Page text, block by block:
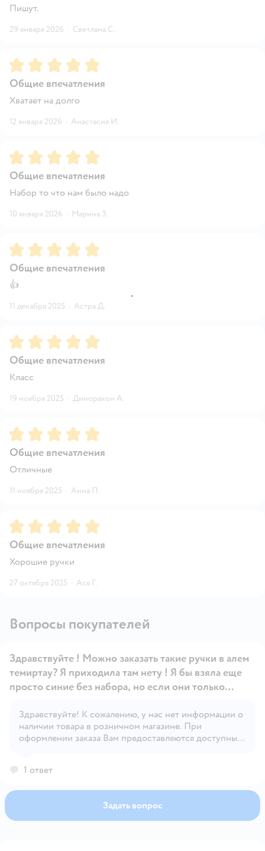
Пишут.
29 января 2026 · Светлана С.
Рейтинг:5
Общие впечатления
Хватает на долго
12 января 2026 · Анастасия И.
Рейтинг:5
Общие впечатления
Набор то что нам было надо
10 января 2026 · Марина З.
Рейтинг:5
Общие впечатления
👍
11 декабря 2025 · Астра Д.
Рейтинг:5
Общие впечатления
Класс
19 ноября 2025 · Динорахон А.
Рейтинг:5
Общие впечатления
Отличные
11 ноября 2025 · Анна П.
Рейтинг:5
Общие впечатления
Хорошие ручки
27 октября 2025 · Ася Г.
Вопросы покупателей
Открыть вопрос
Здравствуйте ! Можно заказать такие ручки в алем
темиртау? Я приходила там нету ! Я бы взяла еще
просто синие без набора, но если они только
Здравствуйте! К сожалению, у нас нет информации о
наличии товара в розничном магазине. При
оформлении заказа Вам предоставляются доступные
1 ответ
Задать вопрос